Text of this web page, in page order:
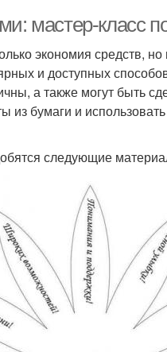
мастер-класс
экономия средств,
и доступных
а также могут быть
из бумаги и
следующие